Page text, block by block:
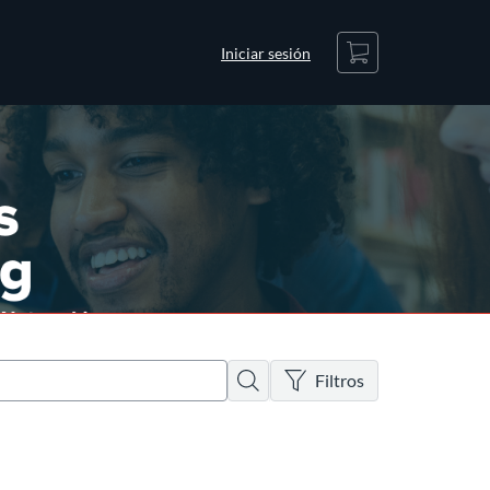
Iniciar sesión
Carrito
Buscar
Filtros
No hay filtros activos